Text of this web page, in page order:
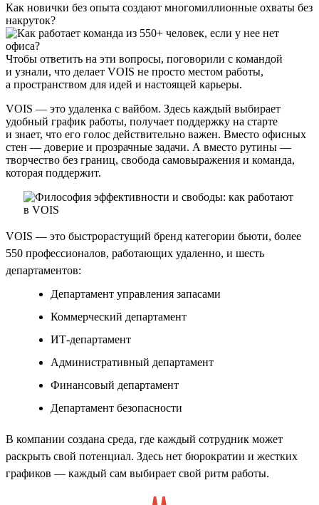
Как новички без опыта создают многомиллионные охваты без
накруток?
Чтобы ответить на эти вопросы, поговорили с командой
и узнали, что делает VOIS не просто местом работы,
а пространством для идей и настоящей карьеры.
VOIS — это удаленка с вайбом. Здесь каждый выбирает
удобный график работы, получает поддержку на старте
и знает, что его голос действительно важен. Вместо офисных
стен — доверие и прозрачные задачи. А вместо рутины —
творчество без границ, свобода самовыражения и команда,
которая поддержит.
VOIS — это быстрорастущий бренд категории бьюти, более
550 профессионалов, работающих удаленно, и шесть
департаментов:
Департамент управления запасами
Коммерческий департамент
ИТ-департамент
Административный департамент
Финансовый департамент
Департамент безопасности
В компании создана среда, где каждый сотрудник может
раскрыть свой потенциал. Здесь нет бюрократии и жестких
графиков — каждый сам выбирает свой ритм работы.